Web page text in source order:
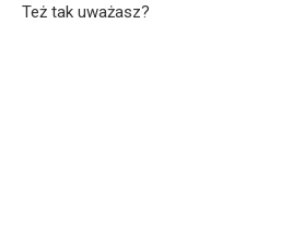
Też tak uważasz?